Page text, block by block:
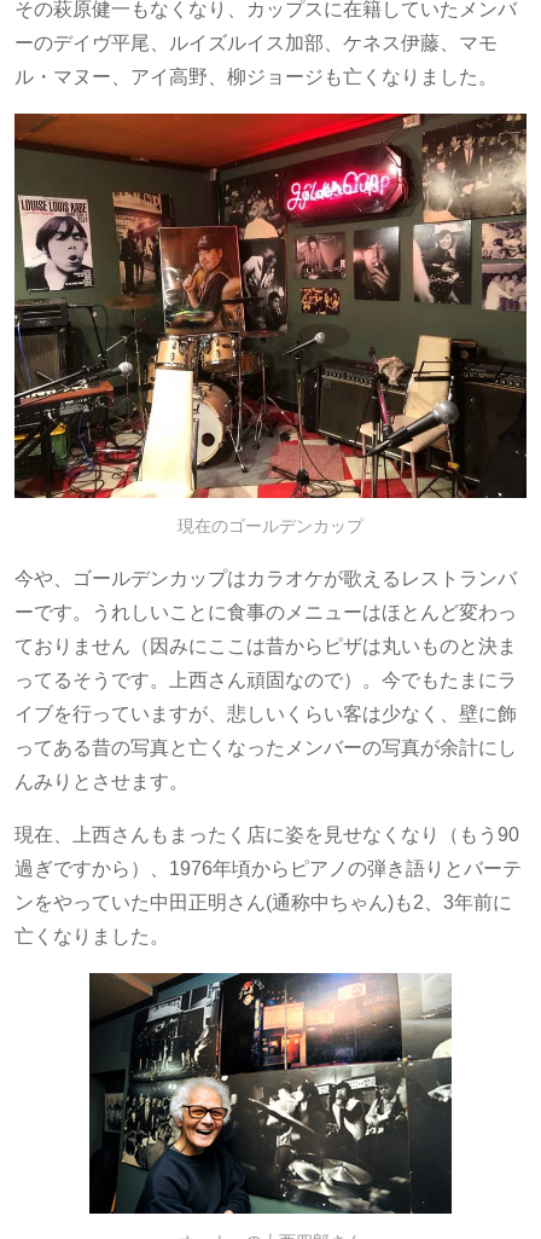
その萩原健一もなくなり、カップスに在籍していたメンバ
ーのデイヴ平尾、ルイズルイス加部、ケネス伊藤、マモ
ル・マヌー、アイ高野、柳ジョージも亡くなりました。
現在のゴールデンカップ
今や、ゴールデンカップはカラオケが歌えるレストランバ
ーです。うれしいことに食事のメニューはほとんど変わっ
ておりません（因みにここは昔からピザは丸いものと決ま
ってるそうです。上西さん頑固なので）。今でもたまにラ
イブを行っていますが、悲しいくらい客は少なく、壁に飾
ってある昔の写真と亡くなったメンバーの写真が余計にし
んみりとさせます。
現在、上西さんもまったく店に姿を見せなくなり（もう90
過ぎですから）、1976年頃からピアノの弾き語りとバーテ
ンをやっていた中田正明さん(通称中ちゃん)も2、3年前に
亡くなりました。